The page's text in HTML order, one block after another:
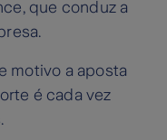
que conduz a
motivo a aposta
é cada vez